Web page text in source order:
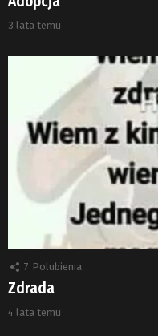
3 lata temu
7 Polubienia
Zdrada
4 lata temu